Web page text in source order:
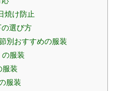
焼け防止
選び方
別おすすめの服装
服装
服装
服装